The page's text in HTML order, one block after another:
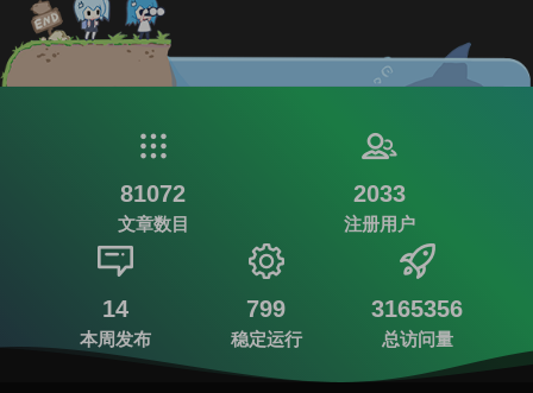
81072
文章数目
2033
注册用户
14
本周发布
799
稳定运行
3165356
总访问量